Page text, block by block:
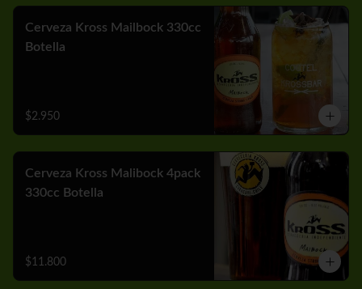
Cerveza Kross Mailbock 330cc
Botella
$2.950
Cerveza Kross Malibock 4pack
330cc Botella
$11.800